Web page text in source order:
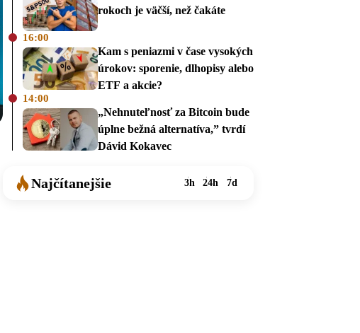
rokoch je väčší, než čakáte
16:00
Kam s peniazmi v čase vysokých
úrokov: sporenie, dlhopisy alebo
ETF a akcie?
14:00
„Nehnuteľnosť za Bitcoin bude
úplne bežná alternatíva,” tvrdí
Dávid Kokavec
Najčítanejšie 3h 24h 7d